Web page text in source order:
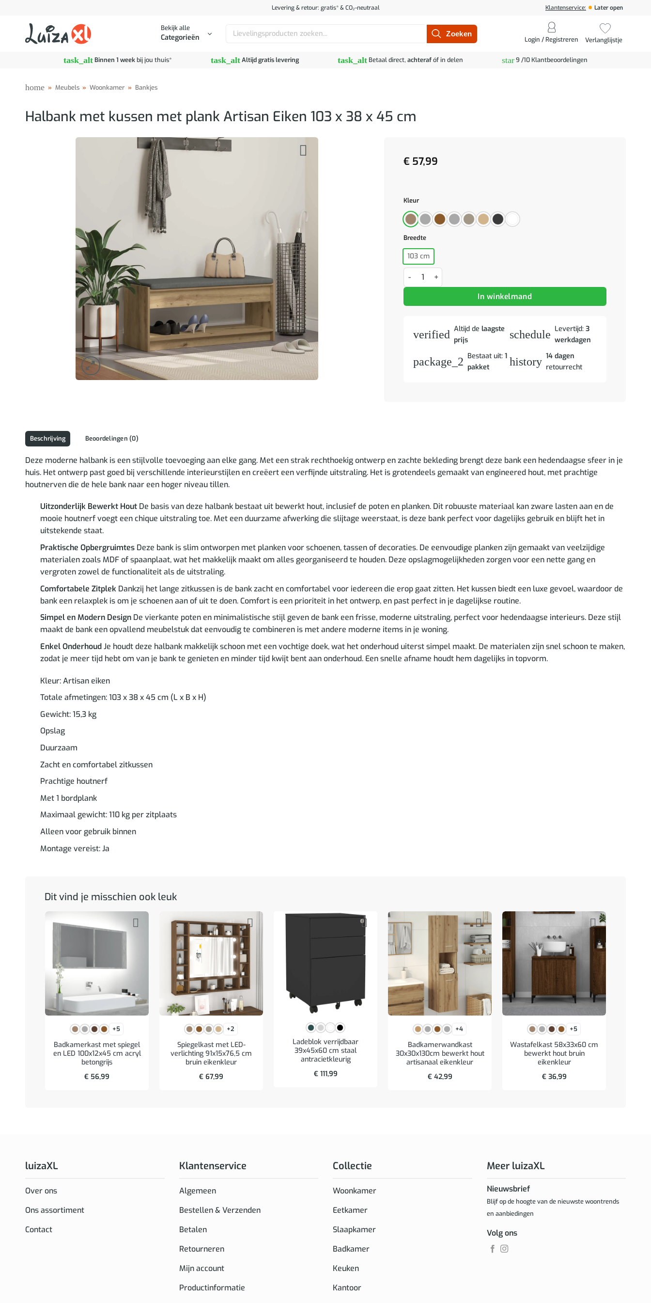
Levering & retour: gratis* & CO₂-neutraal Klantenservice: Later open
Bekijk alle
Categorieën
Zoeken
Login / Registreren Verlanglijstje
task_altBinnen 1 weekbij jou thuis* task_altAltijd gratis levering task_alt Betaal direct, achterafóf in delen star9 /10 Klantbeoordelingen
home » Meubels » Woonkamer » Bankjes
Halbank met kussen met plank Artisan Eiken 103 x 38 x 45 cm
€ 57,99
Kleur
Breedte
103 cm
Halbank met kussen met plank Artisan Eiken 103 x 38 x 45 cm aantal
In winkelmand
verified Altijd de laagste
prijs
schedule Levertijd:3
werkdagen
package_2 Bestaat uit: 1
pakket
history 14 dagen
retourrecht
Beschrijving Beoordelingen (0)
Deze moderne halbank is een stijlvolle toevoeging aan elke gang. Met een strak rechthoekig ontwerp en zachte bekleding brengt deze bank een hedendaagse sfeer in je
huis. Het ontwerp past goed bij verschillende interieurstijlen en creëert een verfijnde uitstraling. Het is grotendeels gemaakt van engineered hout, met prachtige
houtnerven die de hele bank naar een hoger niveau tillen.
Uitzonderlijk Bewerkt HoutDe basis van deze halbank bestaat uit bewerkt hout, inclusief de poten en planken. Dit robuuste materiaal kan zware lasten aan en de
mooie houtnerf voegt een chique uitstraling toe. Met een duurzame afwerking die slijtage weerstaat, is deze bank perfect voor dagelijks gebruik en blijft het in
uitstekende staat.
Praktische OpbergruimtesDeze bank is slim ontworpen met planken voor schoenen, tassen of decoraties. De eenvoudige planken zijn gemaakt van veelzijdige
materialen zoals MDF of spaanplaat, wat het makkelijk maakt om alles georganiseerd te houden. Deze opslagmogelijkheden zorgen voor een nette gang en
vergroten zowel de functionaliteit als de uitstraling.
Comfortabele ZitplekDankzij het lange zitkussen is de bank zacht en comfortabel voor iedereen die erop gaat zitten. Het kussen biedt een luxe gevoel, waardoor de
bank een relaxplek is om je schoenen aan of uit te doen. Comfort is een prioriteit in het ontwerp, en past perfect in je dagelijkse routine.
Simpel en Modern DesignDe vierkante poten en minimalistische stijl geven de bank een frisse, moderne uitstraling, perfect voor hedendaagse interieurs. Deze stijl
maakt de bank een opvallend meubelstuk dat eenvoudig te combineren is met andere moderne items in je woning.
Enkel OnderhoudJe houdt deze halbank makkelijk schoon met een vochtige doek, wat het onderhoud uiterst simpel maakt. De materialen zijn snel schoon te maken,
zodat je meer tijd hebt om van je bank te genieten en minder tijd kwijt bent aan onderhoud. Een snelle afname houdt hem dagelijks in topvorm.
Kleur: Artisan eiken
Totale afmetingen: 103 x 38 x 45 cm (L x B x H)
Gewicht: 15,3 kg
Opslag
Duurzaam
Zacht en comfortabel zitkussen
Prachtige houtnerf
Met 1 bordplank
Maximaal gewicht: 110 kg per zitplaats
Alleen voor gebruik binnen
Montage vereist: Ja
Dit vind je misschien ook leuk
+5
Badkamerkast met spiegel
en LED 100x12x45 cm acryl
betongrijs
€ 56,99
+2
Spiegelkast met LED-
verlichting 91x15x76,5 cm
bruin eikenkleur
€ 67,99
Ladeblok verrijdbaar
39x45x60 cm staal
antracietkleurig
€111,99
+4
Badkamerwandkast
30x30x130cm bewerkt hout
artisanaal eikenkleur
€42,99
+5
Wastafelkast 58x33x60 cm
bewerkt hout bruin
eikenkleur
€36,99
luizaXL
Over ons
Ons assortiment
Contact
Klantenservice
Algemeen
Bestellen & Verzenden
Betalen
Retourneren
Mijn account
Productinformatie
Collectie
Woonkamer
Eetkamer
Slaapkamer
Badkamer
Keuken
Kantoor
Meer luizaXL
Nieuwsbrief
Blijf op de hoogte van de nieuwste woontrends
en aanbiedingen
Volg ons